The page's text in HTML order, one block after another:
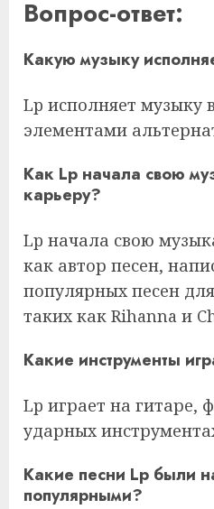
Вопрос-ответ:
Какую музыку
Lp исполняет музыку
элементами
Как Lp начала свою
карьеру?
Lp начала свою
как автор песен,
популярных песен
таких как Rihanna и
Какие инструменты
Lp играет на гитаре,
ударных
Какие песни Lp были
популярными?